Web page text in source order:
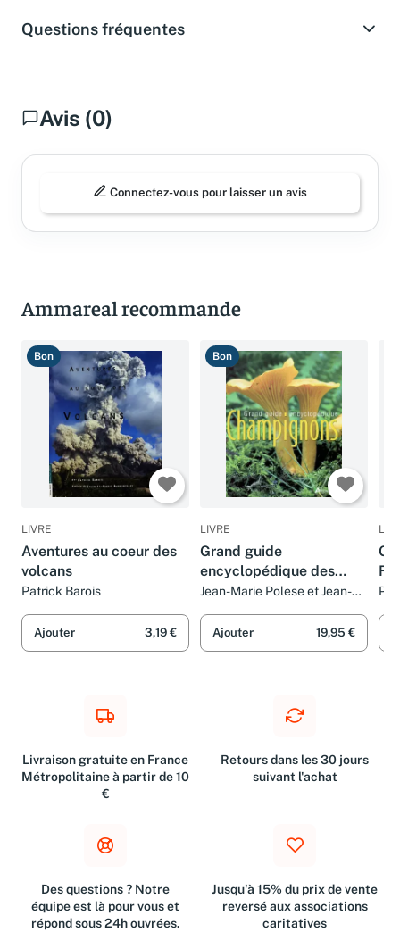
Questions fréquentes
Avis (0)
Connectez-vous pour laisser un avis
Ammareal recommande
Bon
LIVRE
Aventures au coeur des
volcans
Patrick Barois
Ajouter 3,19 €
Bon
LIVRE
Grand guide
encyclopédique des
champignons
Jean-Marie Polese et Jean-
Ajouter 19,95 €
Livraison gratuite en France
Métropolitaine à partir de 10
€
Retours dans les 30 jours
suivant l'achat
Des questions ? Notre
équipe est là pour vous et
répond sous 24h ouvrées.
Jusqu'à 15% du prix de vente
reversé aux associations
caritatives